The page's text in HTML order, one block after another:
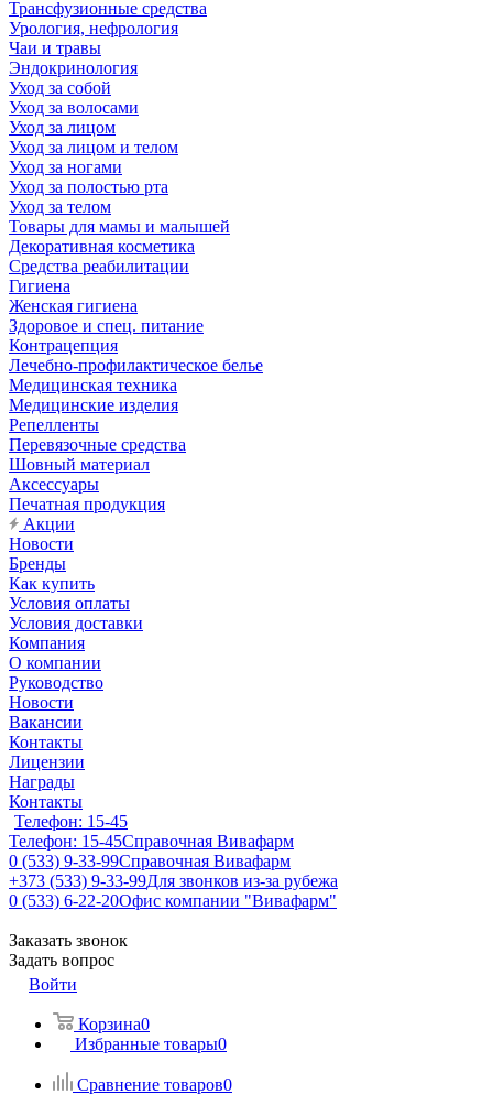
Трансфузионные средства
Урология, нефрология
Чаи и травы
Эндокринология
Уход за собой
Уход за волосами
Уход за лицом
Уход за лицом и телом
Уход за ногами
Уход за полостью рта
Уход за телом
Товары для мамы и малышей
Декоративная косметика
Средства реабилитации
Гигиена
Женская гигиена
Здоровое и спец. питание
Контрацепция
Лечебно-профилактическое белье
Медицинская техника
Медицинские изделия
Репелленты
Перевязочные средства
Шовный материал
Аксессуары
Печатная продукция
Акции
Новости
Бренды
Как купить
Условия оплаты
Условия доставки
Компания
О компании
Руководство
Новости
Вакансии
Контакты
Лицензии
Награды
Контакты
Телефон: 15-45
Телефон: 15-45Справочная Вивафарм
0 (533) 9-33-99Справочная Вивафарм
+373 (533) 9-33-99Для звонков из-за рубежа
0 (533) 6-22-20Офис компании "Вивафарм"
Заказать звонок
Задать вопрос
Войти
Корзина0
Избранные товары0
Сравнение товаров0